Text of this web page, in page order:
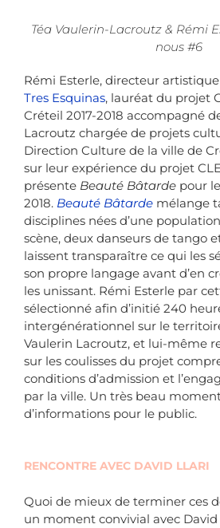
Téa Vaulerin-Lacroutz & Rémi
nous #6
Rémi Esterle, directeur
Tres Esquinas, lauréat du projet
Créteil 2017-2018 accompagné
Lacroutz chargée de projets
Direction Culture de la ville de
sur leur expérience du projet
présente Beauté Bâtardepour le
2018. Beauté Bâtarde mélange
disciplines nées d’une
scène, deux danseurs de tango
laissent transparaître ce qui les
son propre langage avant d’en
les unissant. Rémi Esterle par
sélectionné afin d’initié 240
intergénérationnel sur le
Vaulerin Lacroutz, et lui-même
sur les coulisses du projet
conditions d’admission et
par la ville. Un très beau
d’informations pour le public.
RENCONTRE AVEC DAVID LLARI
Quoi de mieux de terminer ces
un moment convivial avec